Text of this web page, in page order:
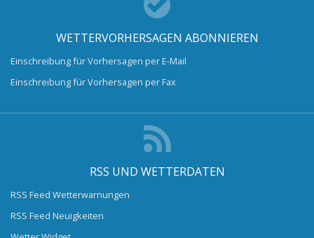
WETTERVORHERSAGEN ABONNIEREN
Einschreibung für Vorhersagen per E-Mail
Einschreibung für Vorhersagen per Fax
RSS UND WETTERDATEN
RSS Feed Wetterwarnungen
RSS Feed Neuigkeiten